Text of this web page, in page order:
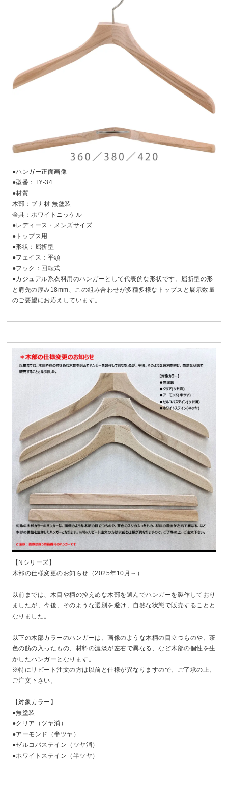
●ハンガー正面画像
●型番：TY-34
●材質
木部：ブナ材 無塗装
金具：ホワイトニッケル
●レディース・メンズサイズ
●トップス用
●形状：屈折型
●フェイス：平頭
●フック：回転式
●カジュアル系衣料用のハンガーとして代表的な形状です。屈折型の形
と肩先の厚み18mm、この組み合わせが多種多様なトップスと展示数量
のご要望にお応えしています。
【Nシリーズ】
木部の仕様変更のお知らせ（2025年10月～）
以前までは、木目や柄の控えめな木部を選んでハンガーを製作しており
ましたが、今後、そのような選別を避け、自然な状態で販売することと
なりました。
以下の木部カラーのハンガーは、画像のような木柄の目立つものや、茶
色の筋の入ったもの、材料の濃淡が左右で異なる、など木部の個性を生
かしたハンガーとなります。
※特にリピート注文の方は以前と仕様が異なりますので、ご了承の上、
ご注文下さい。
【対象カラー】
●無塗装
●クリア（ツヤ消）
●アーモンド（半ツヤ）
●ゼルコバステイン（ツヤ消）
●ホワイトステイン（半ツヤ）